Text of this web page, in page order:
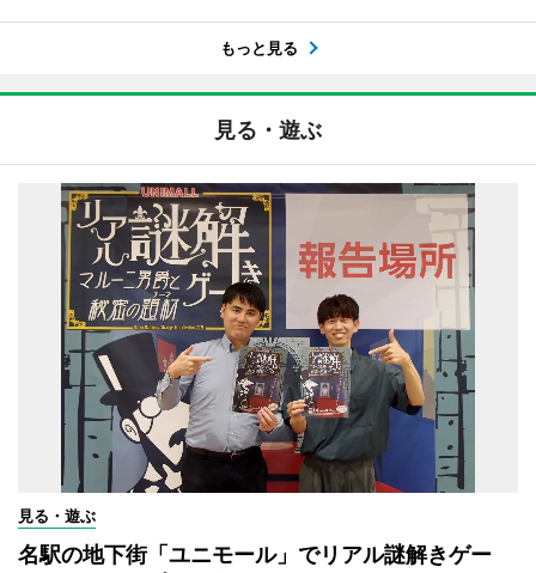
もっと見る
見る・遊ぶ
見る・遊ぶ
名駅の地下街「ユニモール」でリアル謎解きゲー